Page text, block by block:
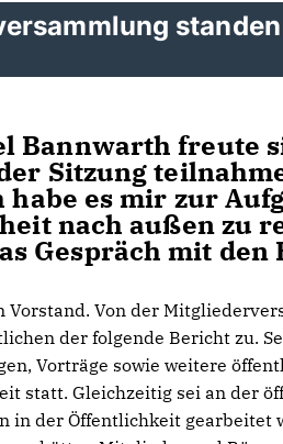
Bannwarth freute
Sitzung
es mir zur
nach außen zu
Gespräch mit den
Von der
der folgende Bericht zu.
Vorträge sowie weitere
statt. Gleichzeitig sei an der
der Öffentlichkeit gearbeitet